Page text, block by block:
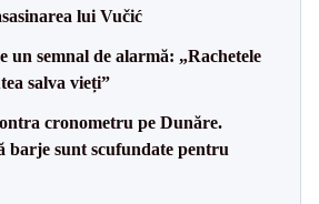
lui Vučić
un semnal de alarmă: „Rachetele
salva vieți”
cronometru pe Dunăre.
barje sunt scufundate pentru